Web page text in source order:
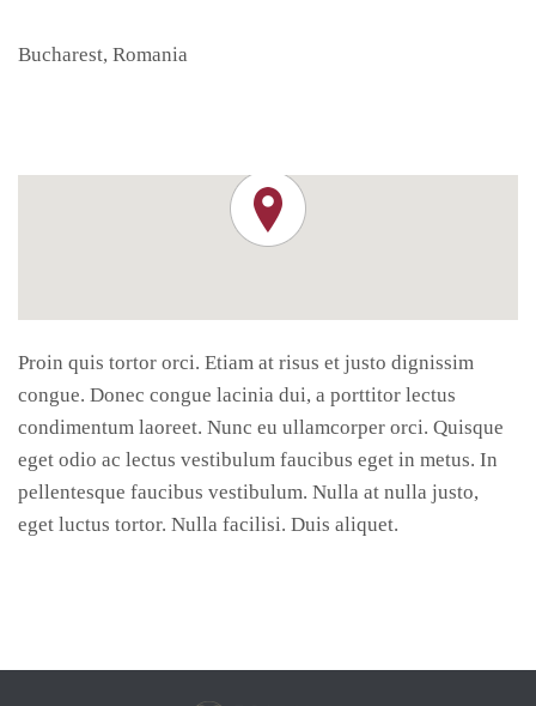
Bucharest, Romania
Proin quis tortor orci. Etiam at risus et justo dignissim
congue. Donec congue lacinia dui, a porttitor lectus
condimentum laoreet. Nunc eu ullamcorper orci. Quisque
eget odio ac lectus vestibulum faucibus eget in metus. In
pellentesque faucibus vestibulum. Nulla at nulla justo,
eget luctus tortor. Nulla facilisi. Duis aliquet.